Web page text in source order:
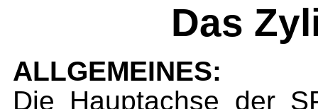
Das
ALLGEMEINES:
Die Hauptachse der